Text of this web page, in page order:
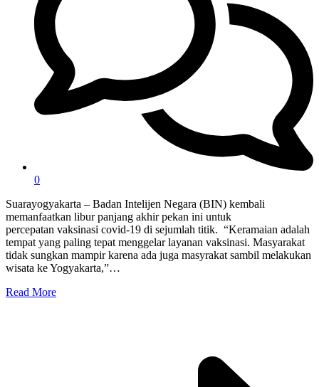
0
Suarayogyakarta – Badan Intelijen Negara (BIN) kembali
memanfaatkan libur panjang akhir pekan ini untuk
percepatan vaksinasi covid-19 di sejumlah titik. “Keramaian adalah
tempat yang paling tepat menggelar layanan vaksinasi. Masyarakat
tidak sungkan mampir karena ada juga masyrakat sambil melakukan
wisata ke Yogyakarta,”…
Read More